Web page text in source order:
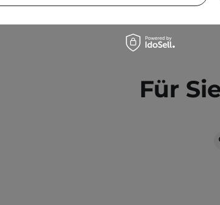
Für